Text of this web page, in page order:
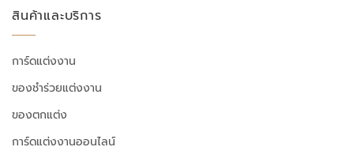
สินค้าและบริการ
การ์ดแต่งงาน
ของชำร่วยแต่งงาน
ของตกแต่ง
การ์ดแต่งงานออนไลน์